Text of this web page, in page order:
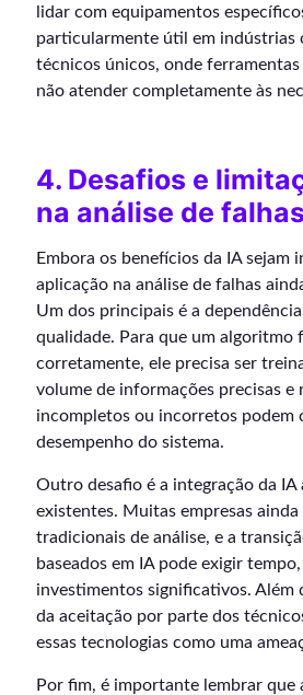
lidar com equipamentos
particularmente útil em indústrias
técnicos únicos, onde ferramentas
não atender completamente às
4. Desafios e
na análise de
Embora os benefícios da IA sejam
aplicação na análise de falhas
Um dos principais é a
qualidade. Para que um algoritmo
corretamente, ele precisa ser
volume de informações precisas e
incompletos ou incorretos podem
desempenho do sistema.
Outro desafio é a integração da IA
existentes. Muitas empresas
tradicionais de análise, e a
baseados em IA pode exigir
investimentos significativos. Além
da aceitação por parte dos
essas tecnologias como uma
Por fim, é importante lembrar que